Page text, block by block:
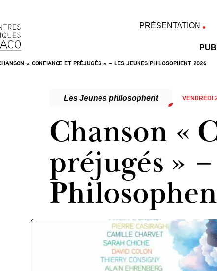
PRÉSENTATION
« CONFIANCE ET PRÉJUGÉS » – LES JEUNES PHILOSOPHENT 2026
Chanson «
préjugés »
Les Jeunes philosophent VENDREDI